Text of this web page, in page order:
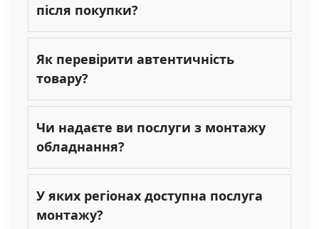
після покупки?
Як перевірити автентичність
товару?
Чи надаєте ви послуги з монтажу
обладнання?
У яких регіонах доступна послуга
монтажу?